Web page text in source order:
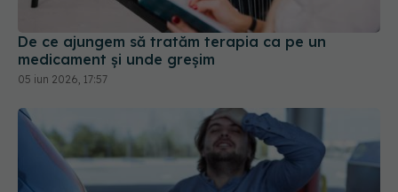
De ce ajungem să tratăm terapia ca pe un
medicament și unde greșim
05 iun 2026, 17:57